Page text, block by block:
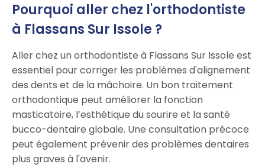
Pourquoi aller chez l'orthodontiste
à Flassans Sur Issole ?
Aller chez un orthodontiste à Flassans Sur Issole est
essentiel pour corriger les problèmes d'alignement
des dents et de la mâchoire. Un bon traitement
orthodontique peut améliorer la fonction
masticatoire, l’esthétique du sourire et la santé
bucco-dentaire globale. Une consultation précoce
peut également prévenir des problèmes dentaires
plus graves à l'avenir.